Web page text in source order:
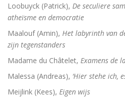
Loobuyck (Patrick), De seculiere
atheïsme en democratie
Maalouf (Amin), Het labyrinth van
zijn tegenstanders
Madame du Châtelet, Examens de
Malessa (Andreas), ‘Hier stehe ich,
Meijlink (Kees), Eigen wijs